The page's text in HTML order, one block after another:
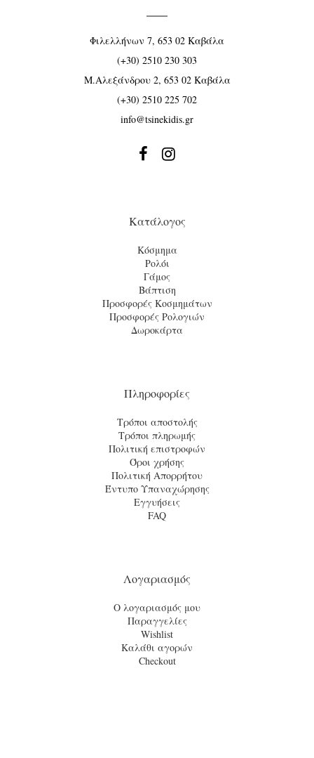
Φιλελλήνων 7, 653 02 Καβάλα
(+30) 2510 230 303
Μ.Αλεξάνδρου 2, 653 02 Καβάλα
(+30) 2510 225 702
info@tsinekidis.gr
 
Κατάλογος
Κόσμημα
Ρολόι
Γάμος
Βάπτιση
Προσφορές Κοσμημάτων
Προσφορές Ρολογιών
Δωροκάρτα
Πληροφορίες
Τρόποι αποστολής
Τρόποι πληρωμής
Πολιτική επιστροφών
Όροι χρήσης
Πολιτική Απορρήτου
Έντυπο Υπαναχώρησης
Εγγυήσεις
FAQ
Λογαριασμός
Ο λογαριασμός μου
Παραγγελίες
Wishlist
Καλάθι αγορών
Checkout